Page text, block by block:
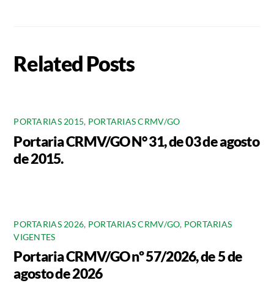
Related Posts
PORTARIAS 2015, PORTARIAS CRMV/GO
Portaria CRMV/GO N° 31, de 03 de agosto
de 2015.
PORTARIAS 2026, PORTARIAS CRMV/GO, PORTARIAS
VIGENTES
Portaria CRMV/GO nº 57/2026, de 5 de
agosto de 2026